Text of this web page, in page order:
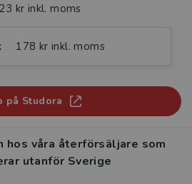
kr inkl. moms
178 kr inkl. moms
på Studora
hos våra återförsäljare som
utanför Sverige